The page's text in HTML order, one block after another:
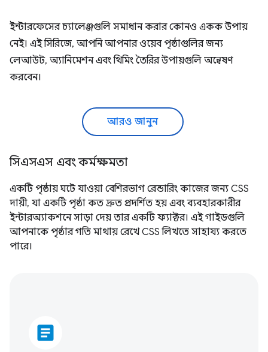
ইন্টারফেসের চ্যালেঞ্জগুলি সমাধান করার কোনও একক উপায়
নেই। এই সিরিজে, আপনি আপনার ওয়েব পৃষ্ঠাগুলির জন্য
লেআউট, অ্যানিমেশন এবং থিমিং তৈরির উপায়গুলি অন্বেষণ
করবেন।
আরও জানুন
সিএসএস এবং কর্মক্ষমতা
একটি পৃষ্ঠায় ঘটে যাওয়া বেশিরভাগ রেন্ডারিং কাজের জন্য CSS
দায়ী, যা একটি পৃষ্ঠা কত দ্রুত প্রদর্শিত হয় এবং ব্যবহারকারীর
ইন্টারঅ্যাকশনে সাড়া দেয় তার একটি ফ্যাক্টর। এই গাইডগুলি
আপনাকে পৃষ্ঠার গতি মাথায় রেখে CSS লিখতে সাহায্য করতে
পারে।
article